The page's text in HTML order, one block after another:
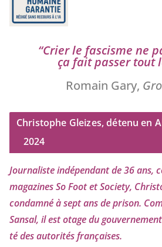
“Crier le fas­cisme ne
ça fait pas­ser tout
Romain Gary,
Christophe Gleizes, détenu en
2024
Journaliste indé­pen­dant de36ans,
maga­zines So Foot et Society,
condam­né à sept ans de pri­son.
Sansal, il est otage du
té des auto­ri­tés françaises.